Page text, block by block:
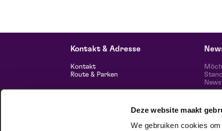
Deze website maakt
We gebruiken cookies
Kontakt & Adresse
Kontakt
Route & Parken